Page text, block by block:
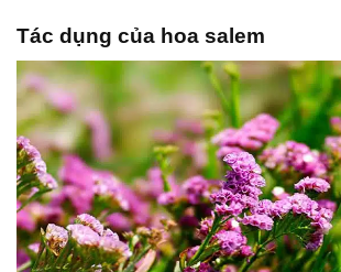
Tác dụng của hoa salem